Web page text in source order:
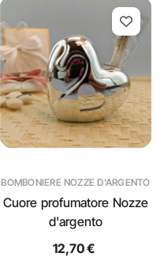
BOMBONIERE NOZZE D'ARGENTO
Cuore profumatore Nozze
d'argento
12,70 €